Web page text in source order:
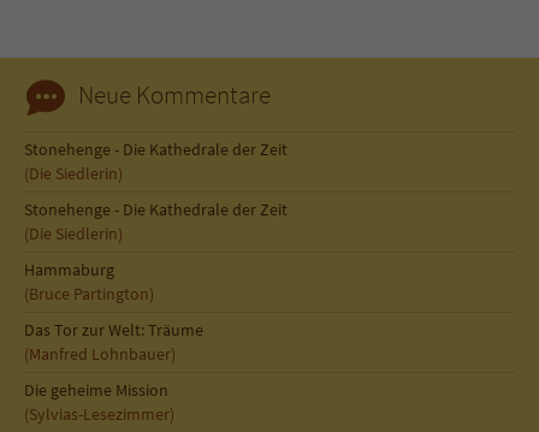
Neue Kommentare
Stonehenge - Die Kathedrale der Zeit
(Die Siedlerin)
Stonehenge - Die Kathedrale der Zeit
(Die Siedlerin)
Hammaburg
(Bruce Partington)
Das Tor zur Welt: Träume
(Manfred Lohnbauer)
Die geheime Mission
(Sylvias-Lesezimmer)